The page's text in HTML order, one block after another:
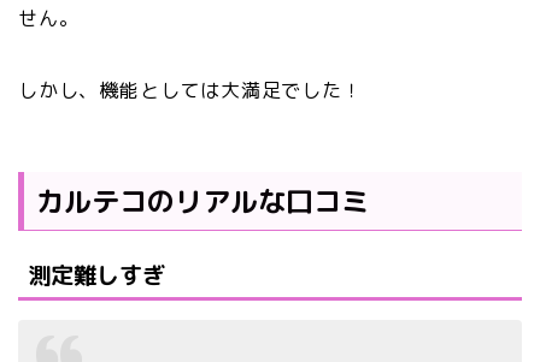
せん。
しかし、機能としては大満足でした！
カルテコのリアルな口コミ
測定難しすぎ